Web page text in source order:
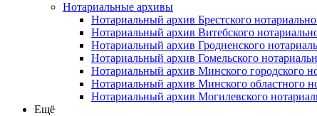
Нотариальные архивы
Нотариальный архив Брестского
Нотариальный архив Витебского
Нотариальный архив Гродненского
Нотариальный архив Гомельского
Нотариальный архив Минского городского
Нотариальный архив Минского областного
Нотариальный архив Могилевского
Ещё